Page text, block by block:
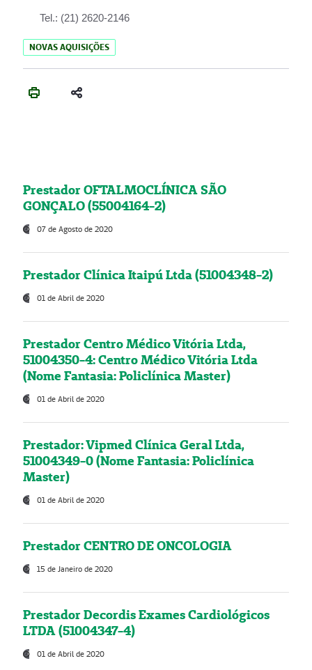
Tel.: (21) 2620-2146
NOVAS AQUISIÇÕES
Prestador OFTALMOCLÍNICA SÃO
GONÇALO (55004164-2)
07 de Agosto de 2020
Prestador Clínica Itaipú Ltda (51004348-2)
01 de Abril de 2020
Prestador Centro Médico Vitória Ltda,
51004350-4: Centro Médico Vitória Ltda
(Nome Fantasia: Policlínica Master)
01 de Abril de 2020
Prestador: Vipmed Clínica Geral Ltda,
51004349-0 (Nome Fantasia: Policlínica
Master)
01 de Abril de 2020
Prestador CENTRO DE ONCOLOGIA
15 de Janeiro de 2020
Prestador Decordis Exames Cardiológicos
LTDA (51004347-4)
01 de Abril de 2020